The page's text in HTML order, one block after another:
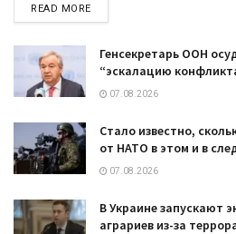
READ MOREDETAILS
Генсекретарь ООН
“эскалацию
07.08.2026
Стало известно,
от НАТО в этом и в
07.08.2026
В Украине запускают
аграриев из-за